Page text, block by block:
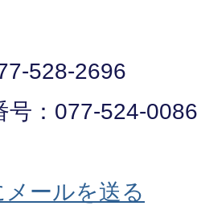
528-2696
号：077-524-0086​​​
ールを送る